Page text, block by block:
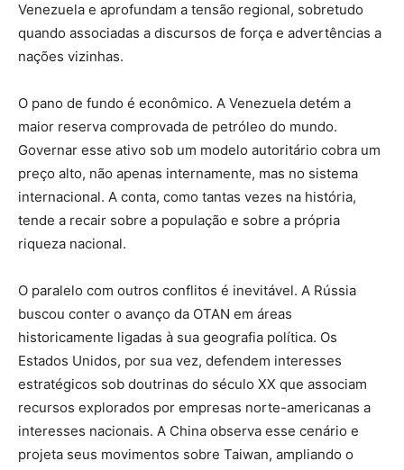
Venezuela e aprofundam a tensão regional, sobretudo
quando associadas a discursos de força e advertências a
nações vizinhas.
O pano de fundo é econômico. A Venezuela detém a
maior reserva comprovada de petróleo do mundo.
Governar esse ativo sob um modelo autoritário cobra um
preço alto, não apenas internamente, mas no sistema
internacional. A conta, como tantas vezes na história,
tende a recair sobre a população e sobre a própria
riqueza nacional.
O paralelo com outros conflitos é inevitável. A Rússia
buscou conter o avanço da OTAN em áreas
historicamente ligadas à sua geografia política. Os
Estados Unidos, por sua vez, defendem interesses
estratégicos sob doutrinas do século XX que associam
recursos explorados por empresas norte-americanas a
interesses nacionais. A China observa esse cenário e
projeta seus movimentos sobre Taiwan, ampliando o